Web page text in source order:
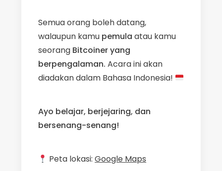
Semua orang boleh datang,
walaupun kamu pemula atau kamu
seorang Bitcoiner yang
berpengalaman. Acara ini akan
diadakan dalam Bahasa Indonesia!
Ayo belajar, berjejaring, dan
bersenang-senang!
Peta lokasi:Google Maps